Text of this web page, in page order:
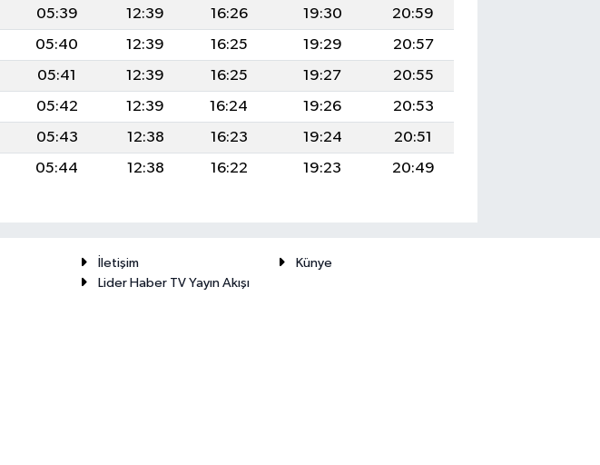
05:39 12:39 16:26 19:30
20:59
05:40 12:39 16:25 19:29
20:57
05:41 12:39 16:25 19:27
20:55
05:42 12:39 16:24 19:26
20:53
05:43 12:38 16:23 19:24
20:51
05:44 12:38 16:22 19:23 20:49
İletişim
Künye
Lider Haber TV Yayın Akışı